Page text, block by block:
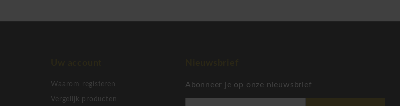
Waarom registeren
Vergelijk producten
Abonneer je op onze nieuwsbrief